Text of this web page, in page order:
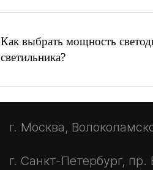
Как выбрать мощность
светильника?
г. Москва,
г. Санкт-Петербург,